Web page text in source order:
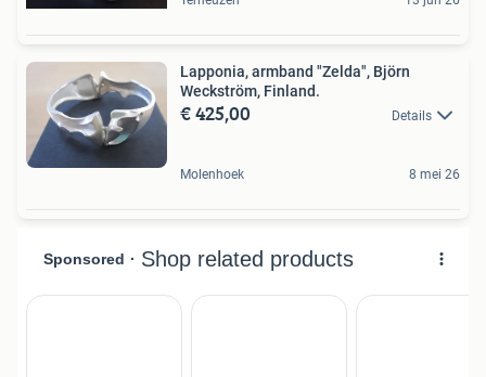
Lapponia, armband "Zelda", Björn
Weckström, Finland.
€ 425,00 Details
Molenhoek 8 mei 26